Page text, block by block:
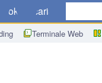
Broker Scarica
Terminale Web
a/a